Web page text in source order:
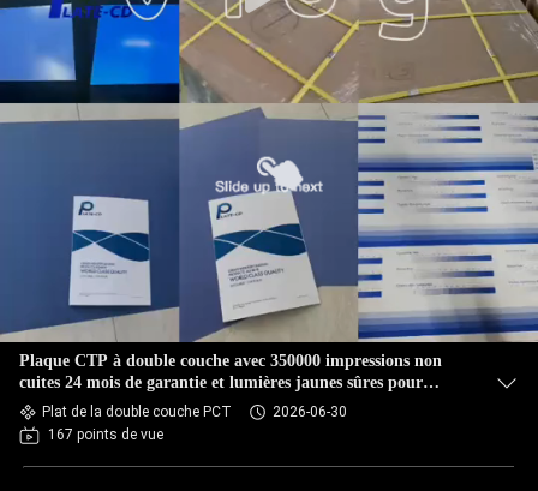
Plaque CTP à double couche avec 350000 impressions non
cuites 24 mois de garantie et lumières jaunes sûres pour
l'impression
Plat de la double couche PCT
2026-06-30
167 points de vue